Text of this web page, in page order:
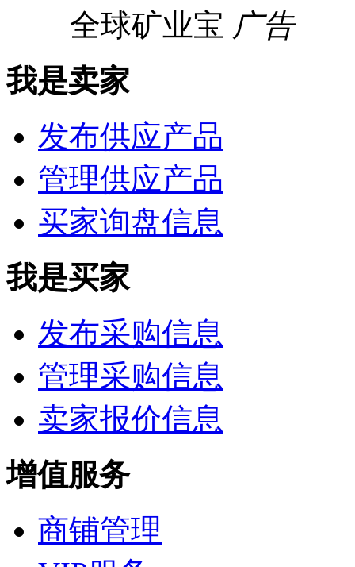
全球矿业宝 广告
我是卖家
发布供应产品
管理供应产品
买家询盘信息
我是买家
发布采购信息
管理采购信息
卖家报价信息
增值服务
商铺管理